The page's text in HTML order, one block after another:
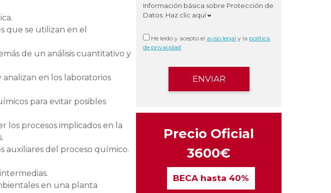
que se utilizan en el
de un análisis cuantitativo y
en los laboratorios
para evitar posibles
los procesos implicados en la
auxiliares del proceso químico.
en una planta
Información básica sobre Protección de
Datos. Haz clic aquí
He leído y acepto el aviso legal y la política
de privacidad
Precio Oficial
3600€
BECAhasta 40%